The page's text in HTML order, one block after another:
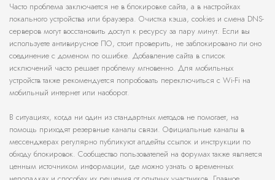
Часто проблема заключается не в блокировке сайта, а в настройках
локального устройства или браузера. Очистка кэша, cookies и смена DNS-
серверов могут восстановить доступ к ресурсу за пару минут. Если вы
используете антивирусное ПО, стоит проверить, не заблокировано ли оно
соединение с доменом по ошибке. Добавление сайта в список
исключений часто решает проблему мгновенно. Для мобильных
устройств также рекомендуется попробовать переключиться с Wi-Fi на
мобильный интернет или наоборот.
В ситуациях, когда ни один из стандартных методов не помогает, на
помощь приходят резервные каналы связи. Официальные каналы в
мессенджерах регулярно публикуют апдейты ссылок и инструкции по
обходу блокировок. Сообщество пользователей на форумах также является
ценным источником информации, где можно узнать о временных